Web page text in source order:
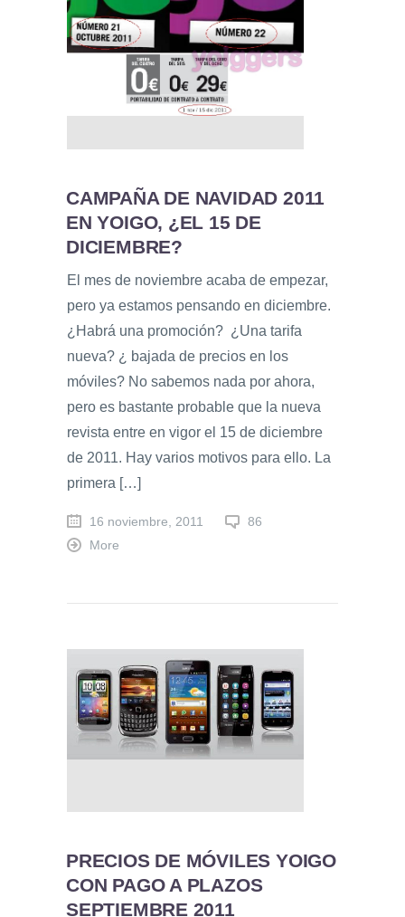
CAMPAÑA DE NAVIDAD 2011
EN YOIGO, ¿EL 15 DE
DICIEMBRE?
El mes de noviembre acaba de empezar,
pero ya estamos pensando en diciembre.
¿Habrá una promoción? ¿Una tarifa
nueva? ¿ bajada de precios en los
móviles? No sabemos nada por ahora,
pero es bastante probable que la nueva
revista entre en vigor el 15 de diciembre
de 2011. Hay varios motivos para ello. La
primera […]
16 noviembre, 2011
86
More
PRECIOS DE MÓVILES YOIGO
CON PAGO A PLAZOS
SEPTIEMBRE 2011